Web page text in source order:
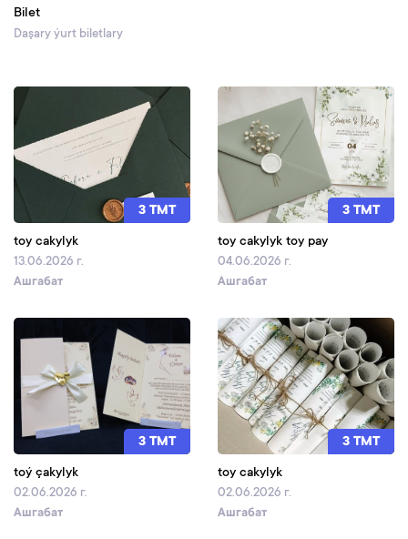
Bilet
Daşary ýurt biletlary
3 TMT
toy cakylyk
13.06.2026 г.
Ашгабат
3 TMT
toy cakylyk toy pay
04.06.2026 г.
Ашгабат
3 TMT
toý çakylyk
02.06.2026 г.
Ашгабат
3 TMT
toy cakylyk
02.06.2026 г.
Ашгабат